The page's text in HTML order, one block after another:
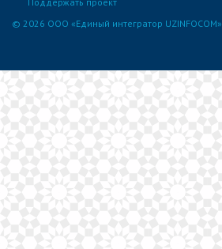
© 2026 ООО «Единый интегратор UZINFOCOM»